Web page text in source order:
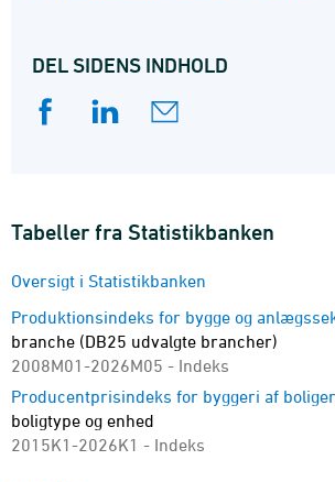
DEL SIDENS INDHOLD
Tabeller fra Statistikbanken
Oversigt i Statistikbanken
Produktionsindeks for bygge og
branche (DB25 udvalgte brancher)
2008M01-2026M05 - Indeks
Producentprisindeks for byggeri af boliger
boligtype og enhed
2015K1-2026K1 - Indeks